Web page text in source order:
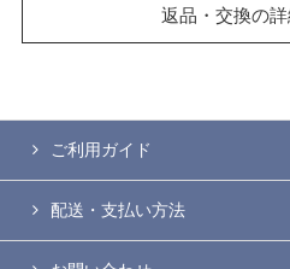
返品・交換の
ご利用ガイド
配送・支払い方法